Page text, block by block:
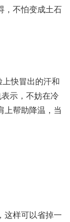
，不怕变成土石
快冒出的汗和
示，不妨在冷
上帮助降温，当
这样可以省掉一